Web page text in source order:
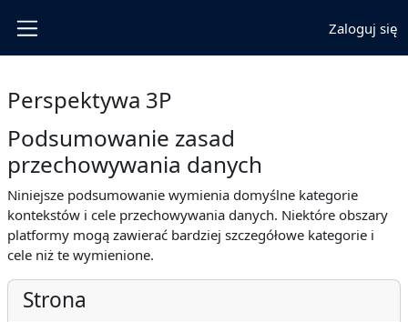
Zaloguj się
Perspektywa 3P
Podsumowanie zasad
przechowywania danych
Niniejsze podsumowanie wymienia domyślne kategorie
kontekstów i cele przechowywania danych. Niektóre obszary
platformy mogą zawierać bardziej szczegółowe kategorie i
cele niż te wymienione.
Strona